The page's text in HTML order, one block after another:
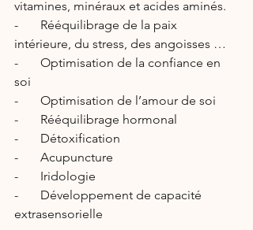
vitamines, minéraux et acides aminés.
-       Rééquilibrage de la paix
intérieure, du stress, des angoisses …
-       Optimisation de la confiance en
soi
-       Optimisation de l’amour de soi
-       Rééquilibrage hormonal
-       Détoxification
-       Acupuncture
-       Iridologie
-       Développement de capacité
extrasensorielle